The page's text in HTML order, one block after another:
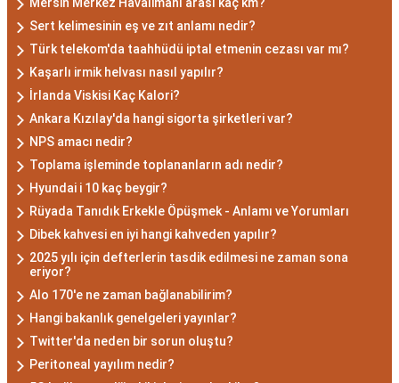
özellikleri arasında kararlılık, cesaret ve tutku
bulunur. Akrepler, hedeflerine ulaşmak için
kararlılıkla çalışan bireylerdir. Aynı zamanda,
zekalarını ve keskin gözlem yeteneklerini
kullanarak çözüm odaklıdırlar.
Akrep Burcu Erkeği
Özellikleri: Güçlü ve
Karizmatik
Akrep burcu erkeği, genellikle güçlü bir karaktere
ve derin bir içsel güce sahiptir. Karizmatik ve
etkileyici kişilikleriyle dikkat çekerler. Akrep burcu
erkekleri, duygusal derinlikleri ve tutkulu
yaklaşımlarıyla ilişkilerde derin bağlar kurabilirler.
Mersin Merkez Havalimanı arası kaç km?
Sert kelimesinin eş ve zıt anlamı nedir?
Türk telekom'da taahhüdü iptal etmenin cezası var mı?
Kaşarlı irmik helvası nasıl yapılır?
İrlanda Viskisi Kaç Kalori?
Ankara Kızılay'da hangi sigorta şirketleri var?
NPS amacı nedir?
Toplama işleminde toplananların adı nedir?
Hyundai i 10 kaç beygir?
Rüyada Tanıdık Erkekle Öpüşmek - Anlamı ve Yorumları
Dibek kahvesi en iyi hangi kahveden yapılır?
2025 yılı için defterlerin tasdik edilmesi ne zaman sona
eriyor?
Alo 170'e ne zaman bağlanabilirim?
Hangi bakanlık genelgeleri yayınlar?
Twitter'da neden bir sorun oluştu?
Peritoneal yayılım nedir?